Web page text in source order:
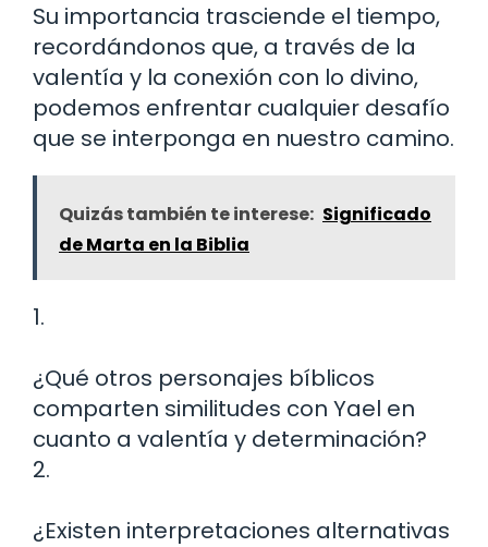
Su importancia trasciende el tiempo,
recordándonos que, a través de la
valentía y la conexión con lo divino,
podemos enfrentar cualquier desafío
que se interponga en nuestro camino.
Quizás también te interese: Significado
de Marta en la Biblia
1.
¿Qué otros personajes bíblicos
comparten similitudes con Yael en
cuanto a valentía y determinación?
2.
¿Existen interpretaciones alternativas